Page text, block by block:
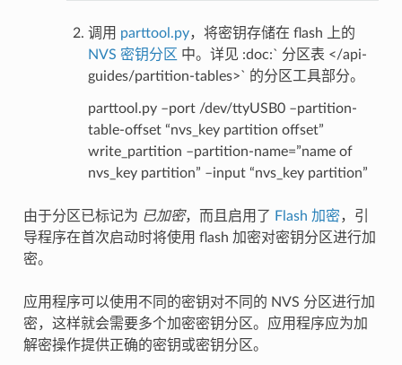
调用 parttool.py，将密钥存储在 flash 上的
NVS 密钥分区 中。详见 :doc:` 分区表 </api-
guides/partition-tables>` 的分区工具部分。
parttool.py –port /dev/ttyUSB0 –partition-
table-offset “nvs_key partition offset”
write_partition –partition-name=”name of
nvs_key partition” –input “nvs_key partition”
由于分区已标记为 已加密，而且启用了 Flash 加密，引
导程序在首次启动时将使用 flash 加密对密钥分区进行加
密。
应用程序可以使用不同的密钥对不同的 NVS 分区进行加
密，这样就会需要多个加密密钥分区。应用程序应为加
解密操作提供正确的密钥或密钥分区。